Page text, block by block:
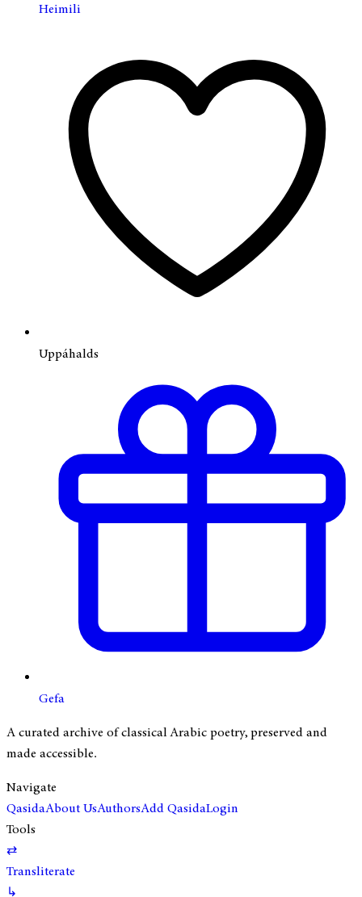
Heimili
Uppáhalds
Gefa
A curated archive of classical Arabic poetry, preserved and
made accessible.
Navigate
QasidaAbout UsAuthorsAdd QasidaLogin
Tools
⇄
Transliterate
↳